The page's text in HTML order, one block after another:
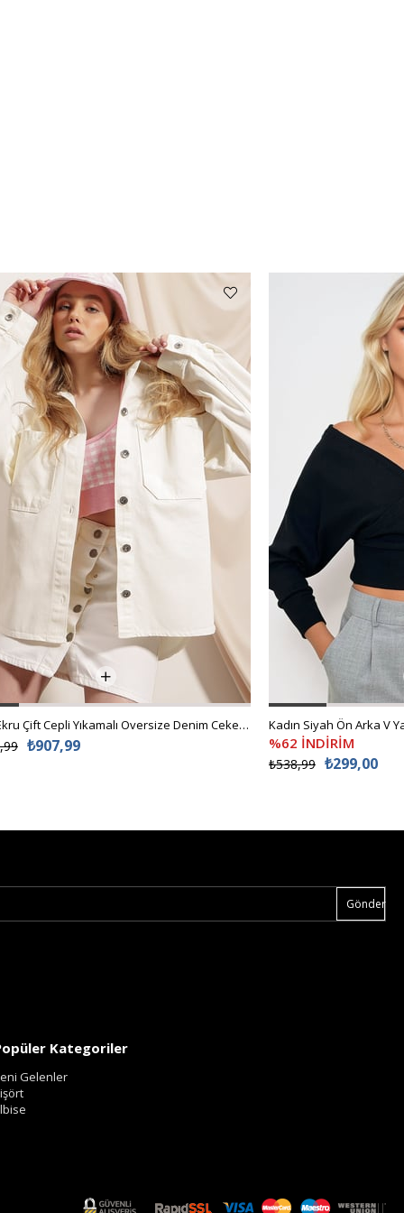
Kadın Ekru Çift Cepli Yıkamalı Oversize Denim Ceket ALC-X8152
₺907,99 %62 İNDİRİM
₺299,00
₺538,99
Gönder
Kategoriler
Gelenler